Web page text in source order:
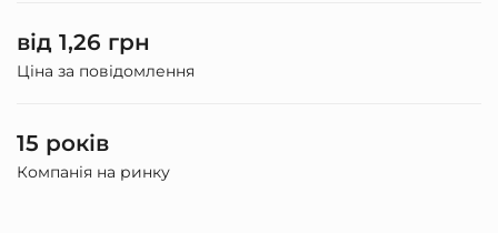
від 1,26 грн
Ціна за повідомлення
15 років
Компанія на ринку